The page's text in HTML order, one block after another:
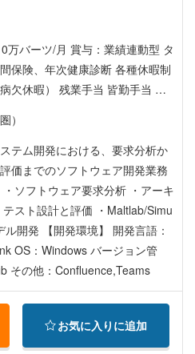
万バーツ/月 賞与：業績連動型 タ
保険、年次健康診断 各種休暇制
欠休暇） 残業手当 皆勤手当 社
）
テム開発における、要求分析か
価までのソフトウェア開発業務
・ソフトウェア要求分析 ・アーキ
スト設計と評価 ・Maltlab/Simu
】 開発言語：
OS：Windows バージョン管
その他：Confluence,Teams
お気に入りに追加